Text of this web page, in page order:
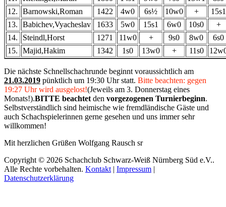
12.
Barnowski,Roman 1422 4w0 6s½ 10w0 +
15s1
13.
Babichev,Vyacheslav 1633 5w0 15s1 6w0 10s0
+
14.
Steindl,Horst 1271 11w0 + 9s0 8w0
6s0
15.
Majid,Hakim 1342 1s0 13w0 + 11s0
Die nächste Schnellschachrunde beginnt voraussichtlich am
21.03.2019 pünktlich um 19:30 Uhr statt. Bitte beachten: gegen
19:27 Uhr wird ausgelost!(Jeweils am 3. Donnerstag eines
Monats!).BITTE beachtet den vorgezogenen Turnierbeginn.
Selbstverständlich sind heimische wie fremdländische Gäste und
auch Schachspielerinnen gerne gesehen und uns immer sehr
willkommen!
Mit herzlichen Grüßen Wolfgang Rausch sr
Copyright © 2026 Schachclub Schwarz-Weiß Nürnberg Süd e.V..
Alle Rechte vorbehalten. Kontakt | Impressum |
Datenschutzerklärung